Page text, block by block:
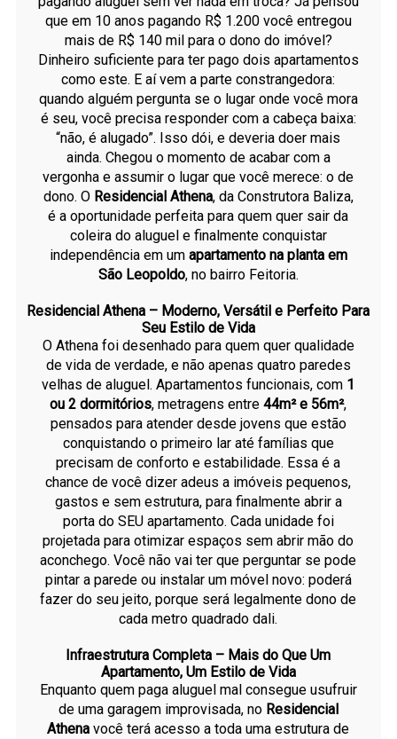
que em 10 anos pagando R$ 1.200 você entregou
mais de R$ 140 mil para o dono do imóvel?
Dinheiro suficiente para ter pago dois apartamentos
como este. E aí vem a parte constrangedora:
quando alguém pergunta se o lugar onde você mora
é seu, você precisa responder com a cabeça baixa:
“não, é alugado”. Isso dói, e deveria doer mais
ainda. Chegou o momento de acabar com a
vergonha e assumir o lugar que você merece: o de
dono. O Residencial Athena, da Construtora Baliza,
é a oportunidade perfeita para quem quer sair da
coleira do aluguel e finalmente conquistar
independência em um apartamento na planta em
São Leopoldo, no bairro Feitoria.
Residencial Athena – Moderno, Versátil e Perfeito Para
Seu Estilo de Vida
O Athena foi desenhado para quem quer qualidade
de vida de verdade, e não apenas quatro paredes
velhas de aluguel. Apartamentos funcionais, com 1
ou 2 dormitórios, metragens entre44m² e 56m²,
pensados para atender desde jovens que estão
conquistando o primeiro lar até famílias que
precisam de conforto e estabilidade. Essa é a
chance de você dizer adeus a imóveis pequenos,
gastos e sem estrutura, para finalmente abrir a
porta do SEU apartamento. Cada unidade foi
projetada para otimizar espaços sem abrir mão do
aconchego. Você não vai ter que perguntar se pode
pintar a parede ou instalar um móvel novo: poderá
fazer do seu jeito, porque será legalmente dono de
cada metro quadrado dali.
Infraestrutura Completa – Mais do Que Um
Apartamento, Um Estilo de Vida
Enquanto quem paga aluguel mal consegue usufruir
de uma garagem improvisada, no Residencial
Athena você terá acesso a toda uma estrutura de